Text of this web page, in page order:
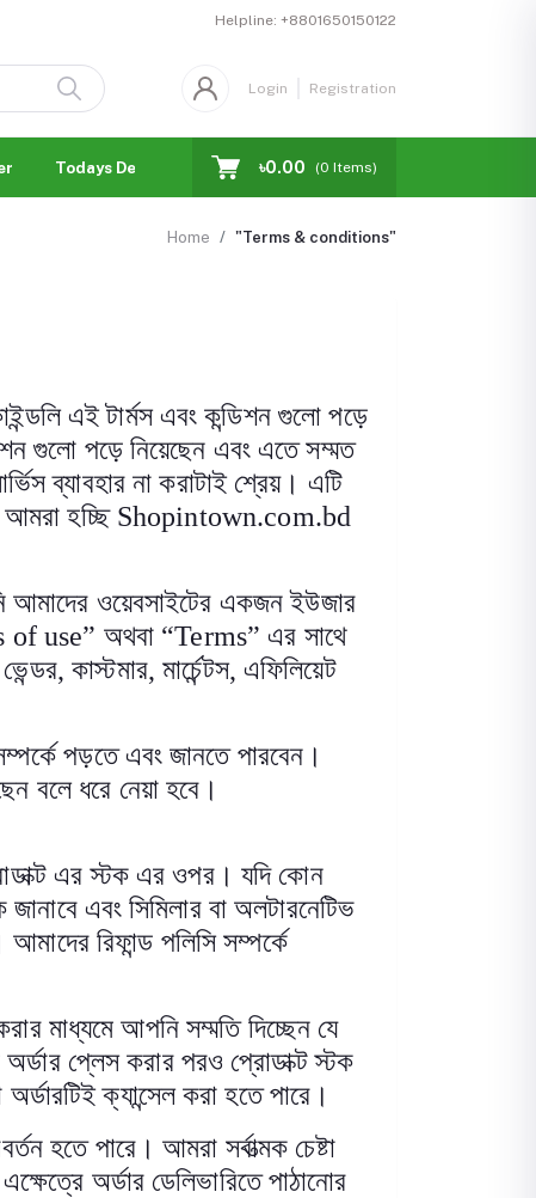
Helpline: +8801650150122
Login Registration
Todays Deal Blogs Facebook Business Page
৳0.00 (0 Items)
Home "Terms & conditions"
এই টার্মস এবং কন্ডিশন গুলো পড়ে
গুলো পড়ে নিয়েছেন এবং এতে সম্মত
ব্যাবহার না করাটাই শ্রেয়। এটি
আমরা হচ্ছি Shopintown.com.bd
আমাদের ওয়েবসাইটের একজন ইউজার
of use” অথবা “Terms” এর সাথে
ভেন্ডর,কাস্টমার,মার্চেন্টস,এফিলিয়েট
পড়তে এবং জানতে পারবেন।
বলে ধরে নেয়া হবে ।
এর স্টক এর ওপর। যদি কোন
এবং সিমিলার বা অলটারনেটিভ
রিফান্ড পলিসি সম্পর্কে
মাধ্যমে আপনি সম্মতি দিচ্ছেন যে
প্লেস করার পরও প্রোডাক্ট স্টক
ক্যান্সেল করা হতে পারে ।
হতে পারে। আমরা সর্বাত্মক চেষ্টা
অর্ডার ডেলিভারিতে পাঠানোর